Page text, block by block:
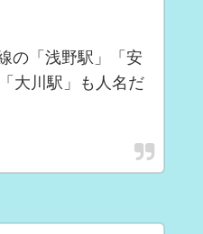
の「浅野駅」「安
大川駅」も人名だ